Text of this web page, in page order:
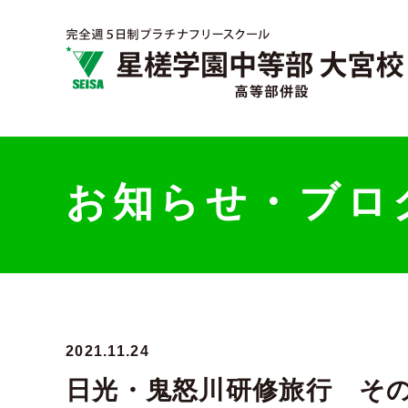
お知らせ・ブロ
2021.11.24
日光・鬼怒川研修旅行 そ